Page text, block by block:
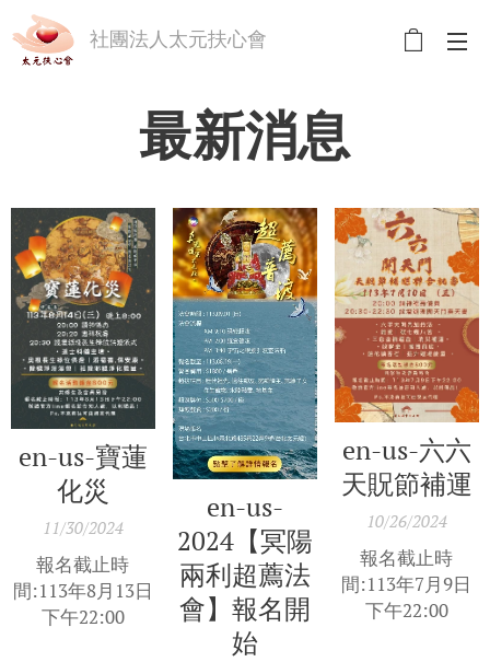
社團法人太元扶心會
最新消息
en-us-寶蓮
化災
11/30/2024
報名截止時
間:113年8月13日
下午22:00
en-us-
2024【冥陽
兩利超薦法
會】報名開
始
en-us-六六
天貺節補運
10/26/2024
報名截止時
間:113年7月9日
下午22:00